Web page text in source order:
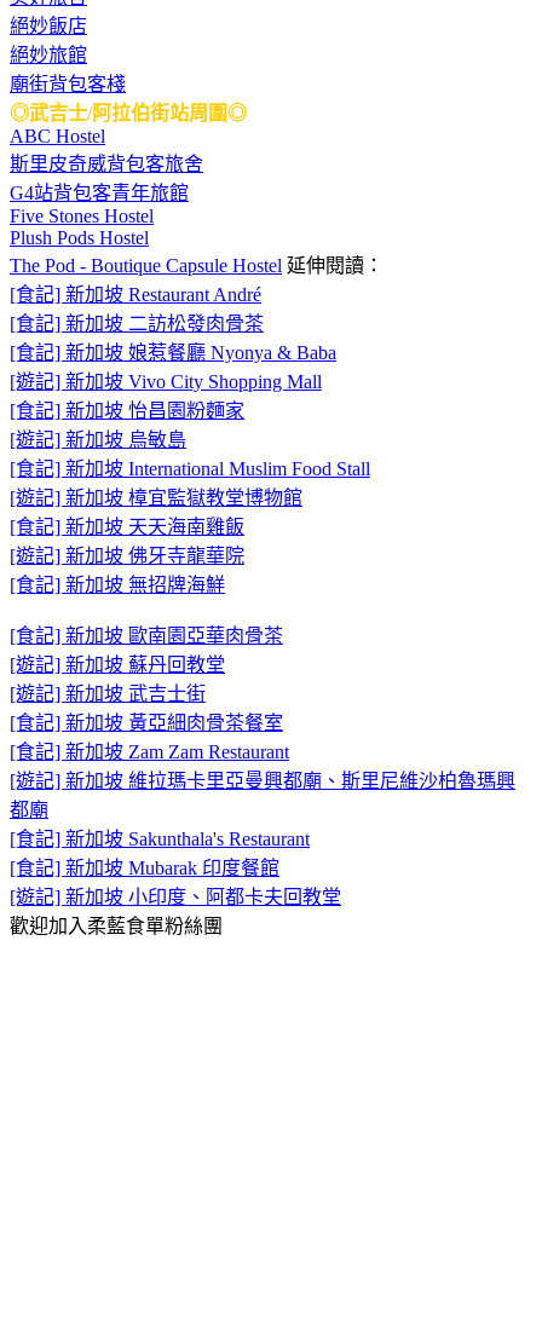
絕妙飯店
絕妙旅館
廟街背包客棧
◎武吉士/阿拉伯街站周圍◎
ABC Hostel
斯里皮奇威背包客旅舍
G4站背包客青年旅館
Five Stones Hostel
Plush Pods Hostel
The Pod - Boutique Capsule Hostel 延伸閱讀：
[食記] 新加坡 Restaurant André
[食記] 新加坡 二訪松發肉骨茶
[食記] 新加坡 娘惹餐廳 Nyonya & Baba
[遊記] 新加坡 Vivo City Shopping Mall
[食記] 新加坡 怡昌園粉麵家
[遊記] 新加坡 烏敏島
[食記] 新加坡 International Muslim Food Stall
[遊記] 新加坡 樟宜監獄教堂博物館
[食記] 新加坡 天天海南雞飯
[遊記] 新加坡 佛牙寺龍華院
[食記] 新加坡 無招牌海鮮
[食記] 新加坡 歐南園亞華肉骨茶
[遊記] 新加坡 蘇丹回教堂
[遊記] 新加坡 武吉士街
[食記] 新加坡 黃亞細肉骨茶餐室
[食記] 新加坡 Zam Zam Restaurant
[遊記] 新加坡 維拉瑪卡里亞曼興都廟、斯里尼維沙柏魯瑪興
都廟
[食記] 新加坡 Sakunthala's Restaurant
[食記] 新加坡 Mubarak 印度餐館
[遊記] 新加坡 小印度、阿都卡夫回教堂
歡迎加入柔藍食單粉絲團